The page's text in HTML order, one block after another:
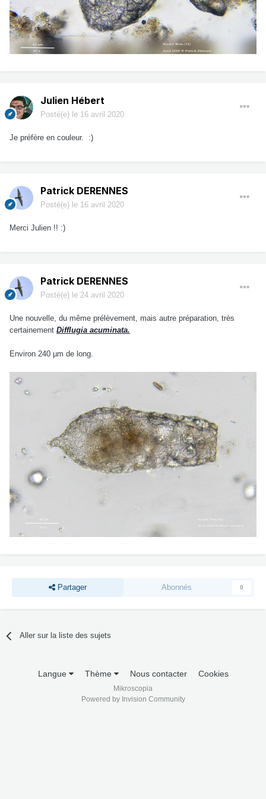
Julien Hébert
Posté(e) le 16 avril 2020
Je préfère en couleur. :)
Patrick DERENNES
Posté(e) le 16 avril 2020
Merci Julien !! :)
Patrick DERENNES
Posté(e) le 24 avril 2020
Une nouvelle, du même prélèvement, mais autre préparation, très
certainement Difflugia acuminata.
Environ 240 µm de long.
Partager Abonnés 0
Aller sur la liste des sujets
Langue Thème Nous contacter Cookies
Mikroscopia
Powered by Invision Community